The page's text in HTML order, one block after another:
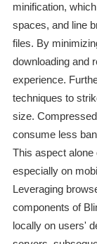
minification,
spaces, and line
files. By
downloading and
experience.
techniques to
size.
consume less
This aspect alone
especially on
Leveraging
components of
locally on users'